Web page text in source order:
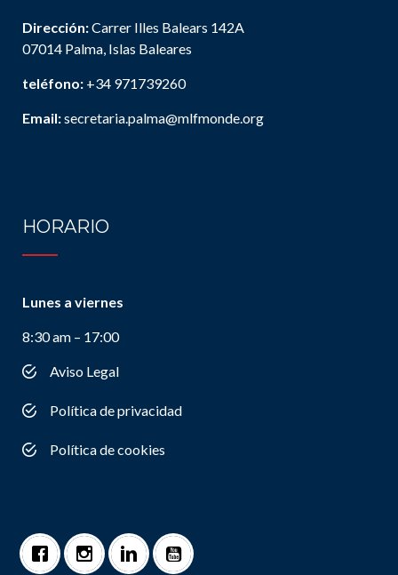
Dirección:Carrer Illes Balears 142A
07014 Palma, Islas Baleares
teléfono: +34 971739260
Email:secretaria.palma@mlfmonde.org
HORARIO
Lunes a viernes
8:30 am – 17:00
Aviso Legal
Política de privacidad
Política de cookies